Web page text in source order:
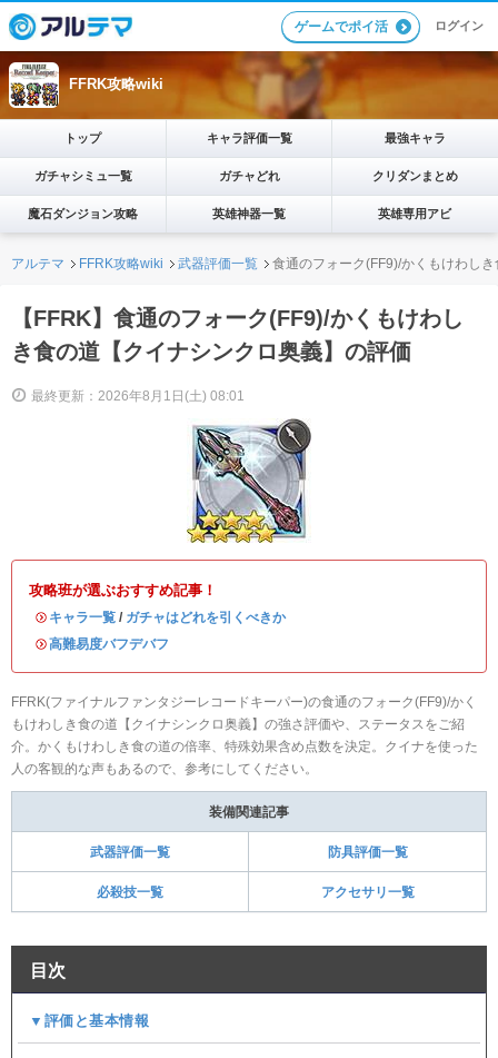
ゲームでポイ活 ログイン
FFRK攻略wiki
トップ キャラ評価一覧 最強キャラ
ガチャシミュ一覧 ガチャどれ クリダンまとめ
魔石ダンジョン攻略 英雄神器一覧 英雄専用アビ
アルテマ FFRK攻略wiki 武器評価一覧 食通のフォーク(FF9)/かくもけわし
【FFRK】食通のフォーク(FF9)/かくもけわし
き食の道【クイナシンクロ奥義】の評価
最終更新：2026年8月1日(土) 08:01
攻略班が選ぶおすすめ記事！
・ キャラ一覧 / ガチャはどれを引くべきか
・高難易度バフデバフ
FFRK(ファイナルファンタジーレコードキーパー)の食通のフォーク(FF9)/かく
もけわしき食の道【クイナシンクロ奥義】の強さ評価や、ステータスをご紹
介。かくもけわしき食の道の倍率、特殊効果含め点数を決定。クイナを使った
人の客観的な声もあるので、参考にしてください。
装備関連記事
武器評価一覧 防具評価一覧
必殺技一覧 アクセサリ一覧
目次
▼評価と基本情報